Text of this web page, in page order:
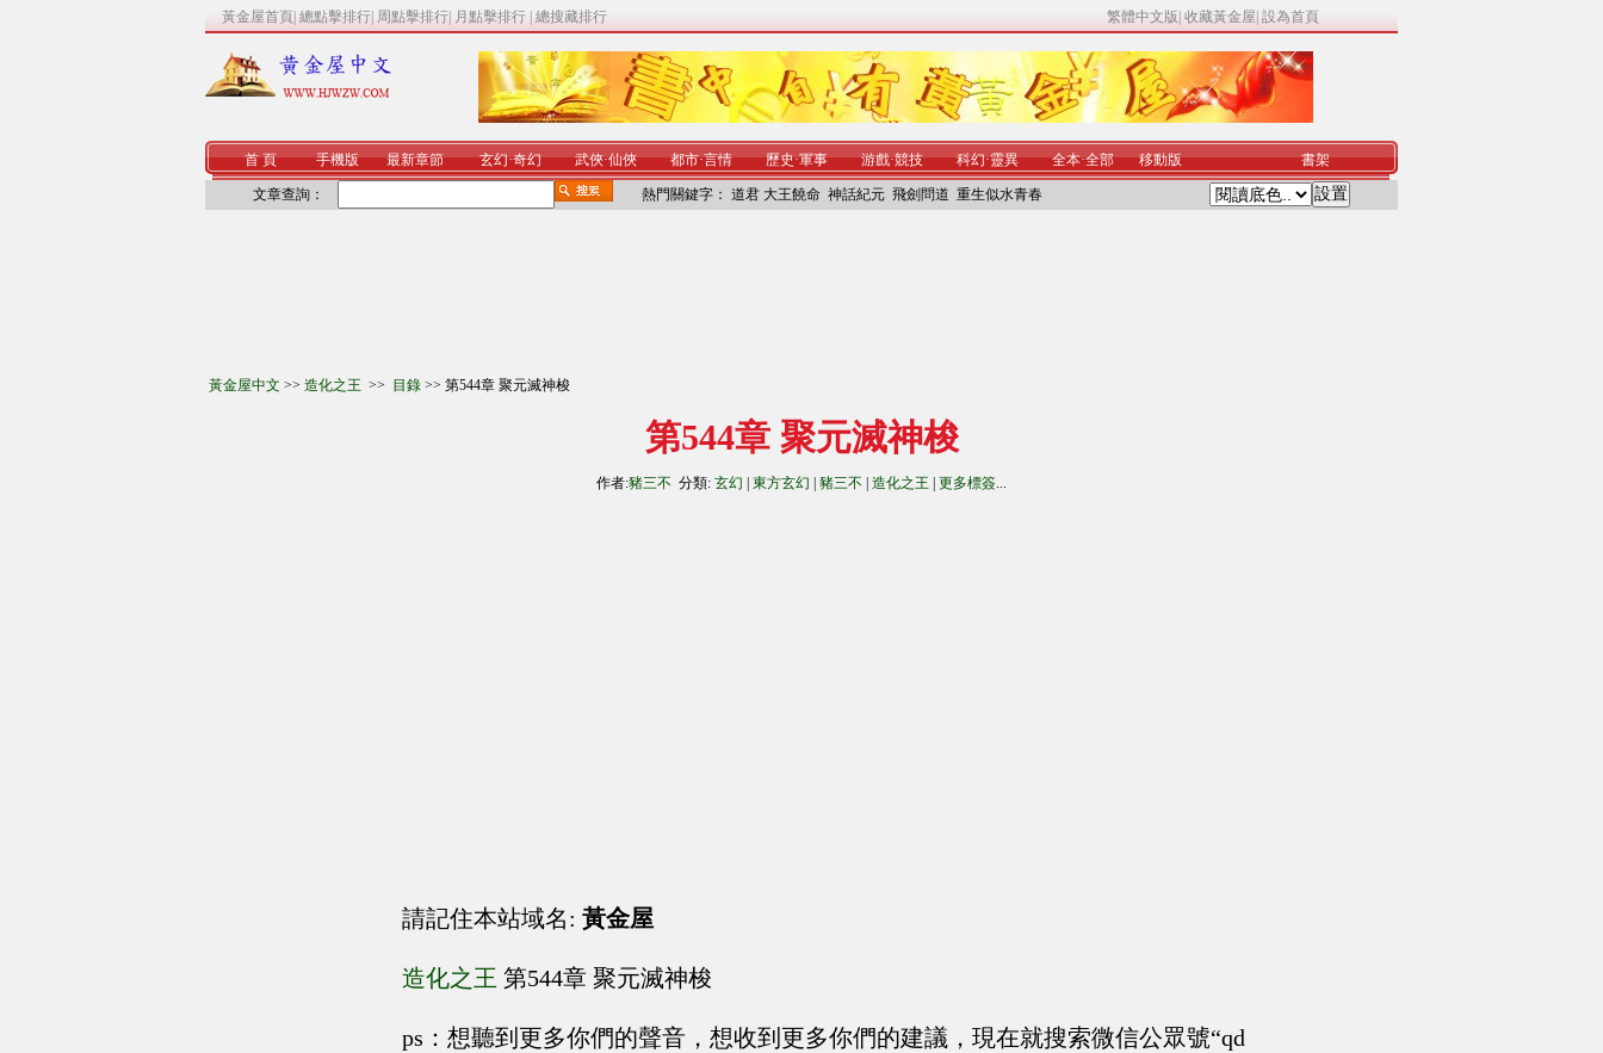
黃金屋首頁 總點擊排行 周點擊排行 月點擊排行 總搜藏排行 繁體中文版 收藏黃金屋 設為首頁
首 頁 手機版 最新章節 玄幻·奇幻 武俠·仙俠 都市·言情 歷史·軍事 游戲·競技 科幻·靈異 全本·全部 移動版 書架
文章查詢： 熱門關鍵字： 道君 大王饒命 神話紀元 飛劍問道 重生似水青春
黃金屋中文 >> 造化之王 >> 目錄 >> 第544章 聚元滅神梭
第544章 聚元滅神梭
作者:豬三不 分類: 玄幻 東方玄幻 豬三不 造化之王 更多標簽...
請記住本站域名: 黃金屋
造化之王 第544章 聚元滅神梭
ps：想聽到更多你們的聲音，想收到更多你們的建議，現在就搜索微信公眾號“qd